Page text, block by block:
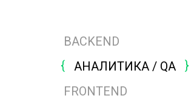
BACKEND
АНАЛИТИКА / QA
FRONTEND